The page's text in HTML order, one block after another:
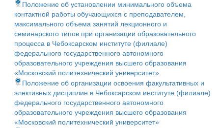
Положение об установлении минимального объема
контактной работы обучающихся с преподавателем,
максимального объема занятий лекционного и
семинарского типов при организации образовательного
процесса в Чебоксарском институте (филиале)
федерального государственного автономного
образовательного учреждения высшего образования
«Московский политехнический университет»
Положение об организации освоения факультативных и
элективных дисциплин в Чебоксарском институте (филиале)
федерального государственного автономного
образовательного учреждения высшего образования
«Московский политехнический университет»